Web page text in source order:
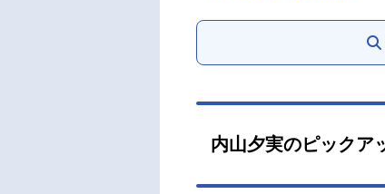
内山夕実のピックア